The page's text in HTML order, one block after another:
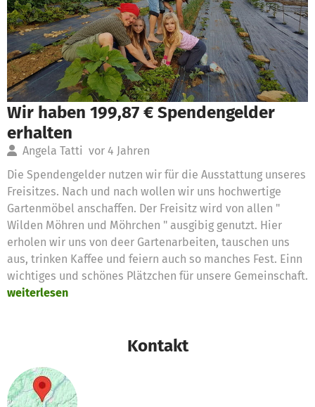
Wir haben 199,87 € Spendengelder
erhalten
Angela Tatti vor 4 Jahren
Die Spendengelder nutzen wir für die Ausstattung unseres
Freisitzes. Nach und nach wollen wir uns hochwertige
Gartenmöbel anschaffen. Der Freisitz wird von allen "
Wilden Möhren und Möhrchen " ausgibig genutzt. Hier
erholen wir uns von deer Gartenarbeiten, tauschen uns
aus, trinken Kaffee und feiern auch so manches Fest. Einn
wichtiges und schönes Plätzchen für unsere Gemeinschaft.
weiterlesen
Kontakt